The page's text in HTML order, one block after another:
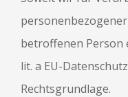
betroffenen Person
lit. a EU-
Rechtsgrundlage.